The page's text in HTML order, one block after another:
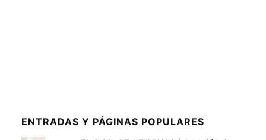
ENTRADAS Y PÁGINAS POPULARES